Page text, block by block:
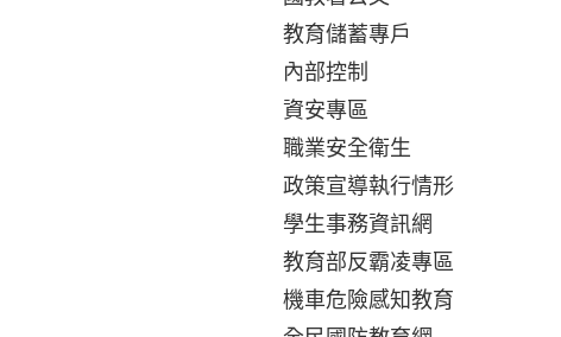
教育儲蓄專戶
內部控制
資安專區
職業安全衛生
政策宣導執行情形
學生事務資訊網
教育部反霸凌專區
機車危險感知教育